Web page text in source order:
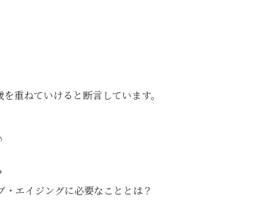
重ねていけると断言しています。
・エイジングに必要なこととは？